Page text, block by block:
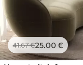
41.67€25.00 €